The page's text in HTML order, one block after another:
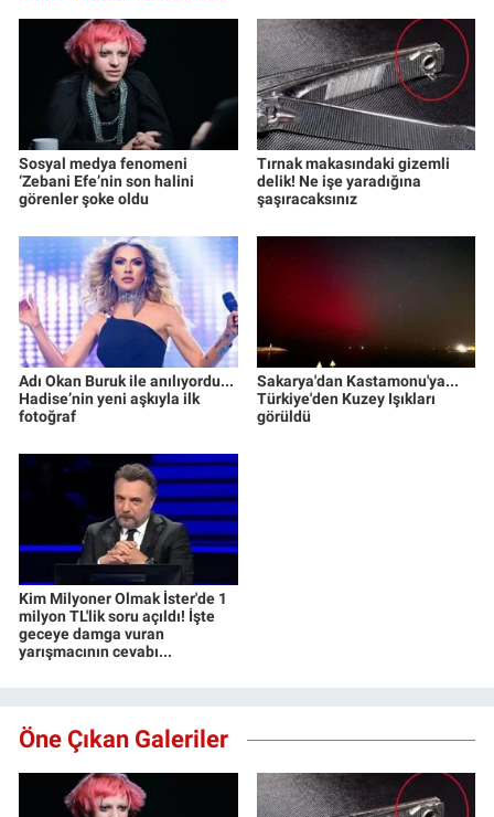
Sosyal medya fenomeni
‘Zebani Efe’nin son halini
görenler şoke oldu
Tırnak makasındaki gizemli
delik! Ne işe yaradığına
şaşıracaksınız
Adı Okan Buruk ile anılıyordu...
Hadise’nin yeni aşkıyla ilk
fotoğraf
Sakarya'dan Kastamonu'ya...
Türkiye'den Kuzey Işıkları
görüldü
Kim Milyoner Olmak İster'de 1
milyon TL'lik soru açıldı! İşte
geceye damga vuran
yarışmacının cevabı...
Öne Çıkan Galeriler